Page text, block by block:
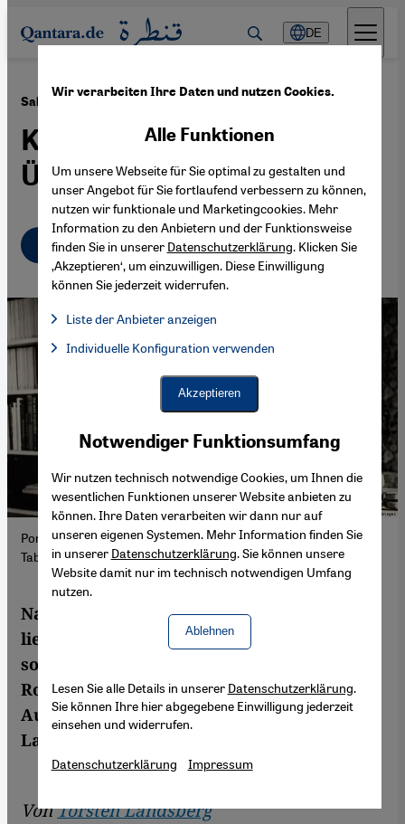
Direkt zum Inhalt springen
DE
Salman Rushdies "Satanische Verse" ·04.10.2022
Krimi um die deutsche
Übersetzung
Deutsch English
Porträt von Salman Rushdie aus dem Jahr 1986; Foto: Kharbine
Tababor/imago images
Nach dem Attentat auf Salman Rushdie
liest die weltweite Schriftsteller-Elite
solidarisch aus seinem umstrittenen
Roman. Die Entstehung der deutschen
Ausgabe ist einzigartig. Von Torsten
Landberg
VonTorsten Landsberg
Wir verarbeiten Ihre Daten und nutzen Cookies.
Notwendiger Funktionsumfang
Wir nutzen technisch notwendige Cookies, um Ihnen die
wesentlichen Funktionen unserer Website anbieten zu
können. Ihre Daten verarbeiten wir dann nur auf
unseren eigenen Systemen. Mehr Information finden Sie
in unserer Datenschutzerklärung. Sie können unsere
Website damit nur im technisch notwendigen Umfang
nutzen.
Ablehnen
Alle Funktionen
Um unsere Webseite für Sie optimal zu gestalten und
unser Angebot für Sie fortlaufend verbessern zu können,
nutzen wir funktionale und Marketingcookies. Mehr
Information zu den Anbietern und der Funktionsweise
finden Sie in unserer Datenschutzerklärung. Klicken Sie
‚Akzeptieren‘, um einzuwilligen. Diese Einwilligung
können Sie jederzeit widerrufen.
Liste der Anbieter anzeigen
Facebook Embed / Facebook Connect, Google Maps Embed,
Facebook Embed / Facebook Connect
Google Maps Embed
Individuelle Konfiguration verwenden
Akzeptieren
Lesen Sie alle Details in unserer Datenschutzerklärung.
Sie können Ihre hier abgegebene Einwilligung jederzeit
einsehen und widerrufen.
Datenschutzerklärung Impressum